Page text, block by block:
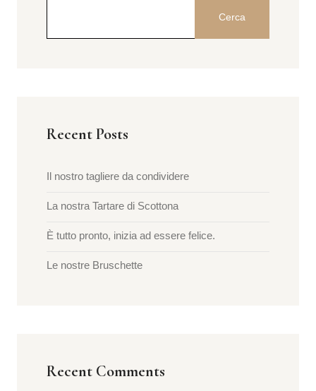
Cerca
Recent Posts
Il nostro tagliere da condividere
La nostra Tartare di Scottona
È tutto pronto, inizia ad essere felice.
Le nostre Bruschette
Recent Comments